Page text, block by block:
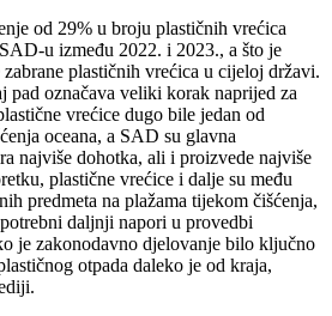
od 29% u broju plastičnih vrećica
u između 2022. i 2023., a što je
plastičnih vrećica u cijeloj državi.
pad označava veliki korak naprijed za
vrećice dugo bile jedan od
oceana, a SAD su glavna
najviše dohotka, ali i proizvede najviše
plastične vrećice i dalje su među
predmeta na plažama tijekom čišćenja,
daljnji napori u provedbi
je zakonodavno djelovanje bilo ključno
otpada daleko je od kraja,